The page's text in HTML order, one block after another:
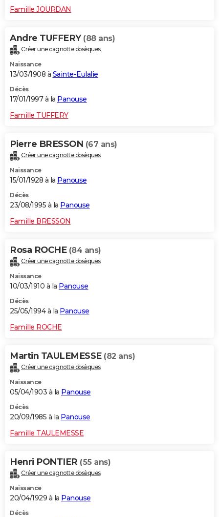
Famille JOURDAN
Andre TUFFERY (88 ans)
Créer une cagnotte obsèques
Naissance
13/03/1908 à Sainte-Eulalie
Décès
17/01/1997 à la Panouse
Famille TUFFERY
Pierre BRESSON (67 ans)
Créer une cagnotte obsèques
Naissance
15/01/1928 à la Panouse
Décès
23/08/1995 à la Panouse
Famille BRESSON
Rosa ROCHE (84 ans)
Créer une cagnotte obsèques
Naissance
10/03/1910 à la Panouse
Décès
25/05/1994 à la Panouse
Famille ROCHE
Martin TAULEMESSE (82 ans)
Créer une cagnotte obsèques
Naissance
05/04/1903 à la Panouse
Décès
20/09/1985 à la Panouse
Famille TAULEMESSE
Henri PONTIER (55 ans)
Créer une cagnotte obsèques
Naissance
20/04/1929 à la Panouse
Décès